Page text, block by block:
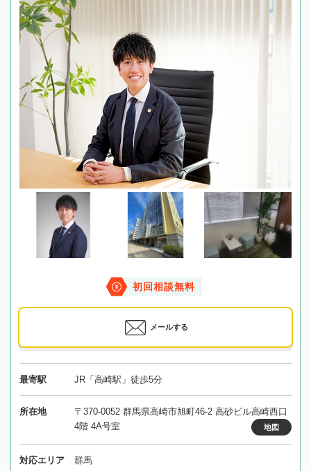
初回相談無料
メールする
最寄駅 JR「高崎駅」徒歩5分
所在地
〒370-0052 群馬県高崎市旭町46-2 高砂ビル高崎西口
4階 4A号室
地図
対応エリア 群馬